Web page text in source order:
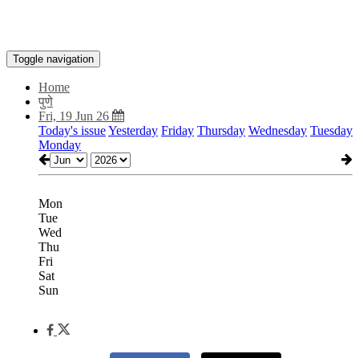
Toggle navigation
Home
पुणे
Fri, 19 Jun 26
Today's issueYesterday Friday Thursday Wednesday Tuesday
Monday
Mon
Tue
Wed
Thu
Fri
Sat
Sun